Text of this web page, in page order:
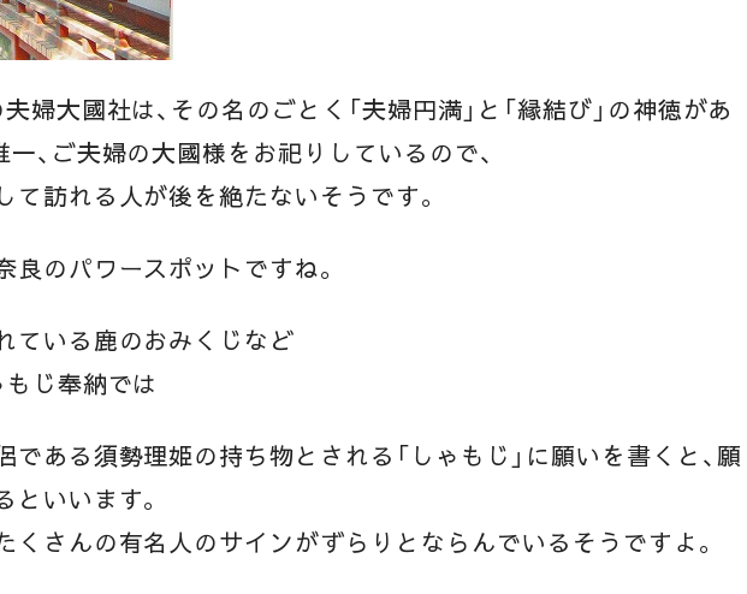
婦大國社は、その名のごとく「夫婦円満」と「縁結び」の神徳があ
一、ご夫婦の大國様をお祀りしているので、
て訪れる人が後を絶たないそうです。
良のパワースポットですね。
ている鹿のおみくじなど
もじ奉納では
である須勢理姫の持ち物とされる「しゃもじ」に願いを書くと、願
といいます。
くさんの有名人のサインがずらりとならんでいるそうですよ。